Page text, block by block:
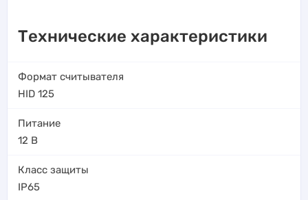
Технические характеристики
Формат считывателя
HID 125
Питание
12 В
Класс защиты
IP65